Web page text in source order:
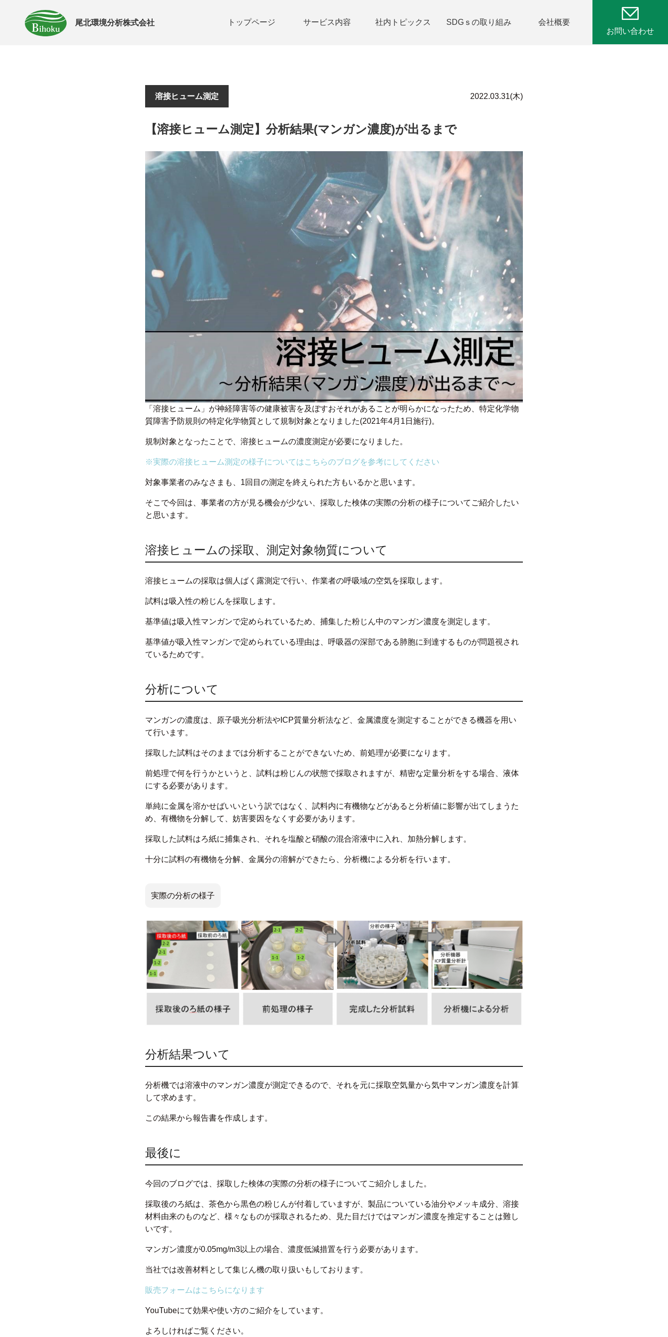
尾北環境分析株式会社 トップページ サービス内容 社内トピックス SDGｓの取り組み
会社概要
お問い合わせ
溶接ヒューム測定 2022.03.31(木)
【溶接ヒューム測定】分析結果(マンガン濃度)が出るまで
「溶接ヒューム」が神経障害等の健康被害を及ぼすおそれがあることが明らかになったため、特定化学物
質障害予防規則の特定化学物質として規制対象となりました(2021年4月1日施行)。
規制対象となったことで、溶接ヒュームの濃度測定が必要になりました。
※実際の溶接ヒューム測定の様子についてはこちらのブログを参考にしてください
対象事業者のみなさまも、1回目の測定を終えられた方もいるかと思います。
そこで今回は、事業者の方が見る機会が少ない、採取した検体の実際の分析の様子についてご紹介したい
と思います。
溶接ヒュームの採取、測定対象物質について
溶接ヒュームの採取は個人ばく露測定で行い、作業者の呼吸域の空気を採取します。
試料は吸入性の粉じんを採取します。
基準値は吸入性マンガンで定められているため、捕集した粉じん中のマンガン濃度を測定します。
基準値が吸入性マンガンで定められている理由は、呼吸器の深部である肺胞に到達するものが問題視され
ているためです。
分析について
マンガンの濃度は、原子吸光分析法やICP質量分析法など、金属濃度を測定することができる機器を用い
て行います。
採取した試料はそのままでは分析することができないため、前処理が必要になります。
前処理で何を行うかというと、試料は粉じんの状態で採取されますが、精密な定量分析をする場合、液体
にする必要があります。
単純に金属を溶かせばいいという訳ではなく、試料内に有機物などがあると分析値に影響が出てしまうた
め、有機物を分解して、妨害要因をなくす必要があります。
採取した試料はろ紙に捕集され、それを塩酸と硝酸の混合溶液中に入れ、加熱分解します。
十分に試料の有機物を分解、金属分の溶解ができたら、分析機による分析を行います。
実際の分析の様子
分析結果ついて
分析機では溶液中のマンガン濃度が測定できるので、それを元に採取空気量から気中マンガン濃度を計算
して求めます。
この結果から報告書を作成します。
最後に
今回のブログでは、採取した検体の実際の分析の様子についてご紹介しました。
採取後のろ紙は、茶色から黒色の粉じんが付着していますが、製品についている油分やメッキ成分、溶接
材料由来のものなど、様々なものが採取されるため、見た目だけではマンガン濃度を推定することは難し
いです。
マンガン濃度が0.05mg/m3以上の場合、濃度低減措置を行う必要があります。
当社では改善材料として集じん機の取り扱いもしております。
販売フォームはこちらになります
YouTubeにて効果や使い方のご紹介をしています。
よろしければご覧ください。